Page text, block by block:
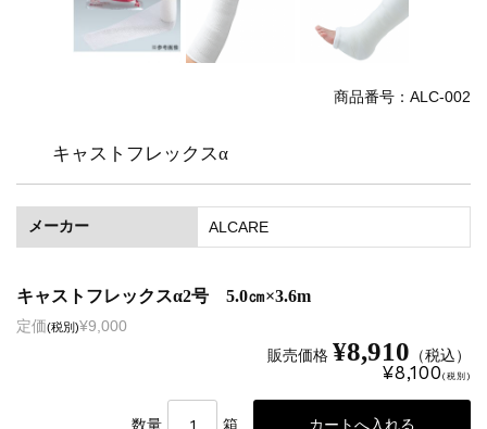
商品番号：ALC-002
キャストフレックスα
メーカー ALCARE
キャストフレックスα2号 5.0㎝×3.6m
定価(税別)¥9,000
販売価格 ¥8,910 （税込）
¥8,100(税別)
数量 箱